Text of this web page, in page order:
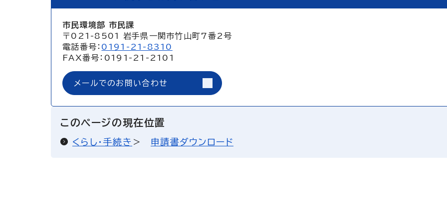
市民環境部 市民課
〒021-8501 岩手県一関市竹山町7番2号
電話番号： 0191-21-8310
FAX番号：0191-21-2101
メールでのお問い合わせ
このページの現在位置
くらし・手続き 申請書ダウンロード